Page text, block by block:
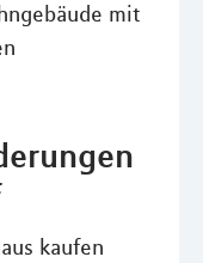
mit
kaufen